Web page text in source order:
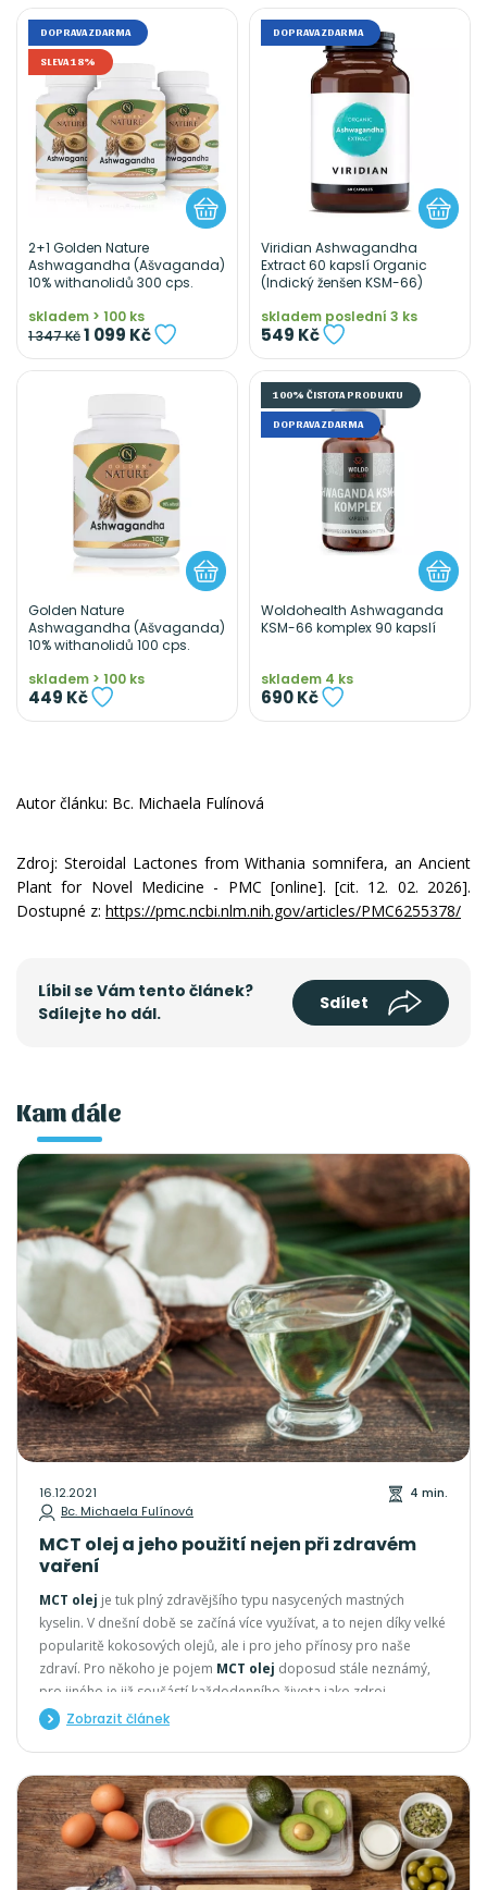
DOPRAVA ZDARMA
SLEVA 18%
2+1 Golden Nature
Ashwagandha (Ašvaganda)
10% withanolidů 300 cps.
skladem > 100 ks
1 347 Kč1 099 Kč
DOPRAVA ZDARMA
Viridian Ashwagandha
Extract 60 kapslí Organic
(Indický ženšen KSM-66)
skladem poslední 3 ks
549 Kč
Golden Nature
Ashwagandha (Ašvaganda)
10% withanolidů 100 cps.
skladem > 100 ks
449 Kč
100% ČISTOTA PRODUKTU
DOPRAVA ZDARMA
Woldohealth Ashwaganda
KSM-66 komplex 90 kapslí
skladem 4 ks
690 Kč
Autor článku: Bc. Michaela Fulínová
Zdroj: Steroidal Lactones from Withania somnifera, an Ancient
Plant for Novel Medicine - PMC [online]. [cit. 12. 02. 2026].
Dostupné z: https://pmc.ncbi.nlm.nih.gov/articles/PMC6255378/
Líbil se Vám tento článek?
Sdílejte ho dál.
Sdílet
Kam dále
16.12.2021
Bc. Michaela Fulínová
4 min.
MCT olej a jeho použití nejen při zdravém
vaření
MCT olej je tuk plný zdravějšího typu nasycených mastných
kyselin. V dnešní době se začíná více využívat, a to nejen díky velké
popularitě kokosových olejů, ale i pro jeho přínosy pro naše
zdraví. Pro někoho je pojem MCT olej doposud stále neznámý,
pro jiného je již součástí každodenního života jako zdroj
prospěšných tuků ve výživě, pro hubnutí i pro podporu
organismus.
Zobrazit článek